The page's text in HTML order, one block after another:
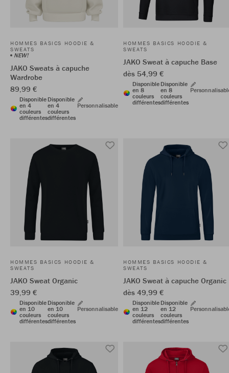
HOMMES BASICS HOODIE &
SWEATS
NEW!
JAKO Sweats à capuche
Wardrobe
89,99 €
Disponible
en 4
couleurs
différentes
Disponible
en 4
couleurs
différentes
Personnalisable
HOMMES BASICS HOODIE &
SWEATS
JAKO Sweat à capuche Base
dès 54,99 €
Disponible
en 8
couleurs
différentes
Disponible
en 8
couleurs
différentes
HOMMES BASICS HOODIE &
SWEATS
JAKO Sweat Organic
39,99 €
Disponible
en 10
couleurs
différentes
Disponible
en 10
couleurs
différentes
Personnalisable
HOMMES BASICS HOODIE &
SWEATS
JAKO Sweat à capuche Organic
dès 49,99 €
Disponible
en 12
couleurs
différentes
Disponible
en 12
couleurs
différentes